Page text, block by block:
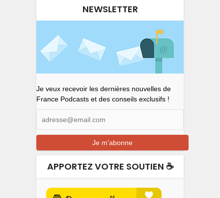
NEWSLETTER
Je veux recevoir les dernières nouvelles de
France Podcasts et des conseils exclusifs !
APPORTEZ VOTRE SOUTIEN ☕️